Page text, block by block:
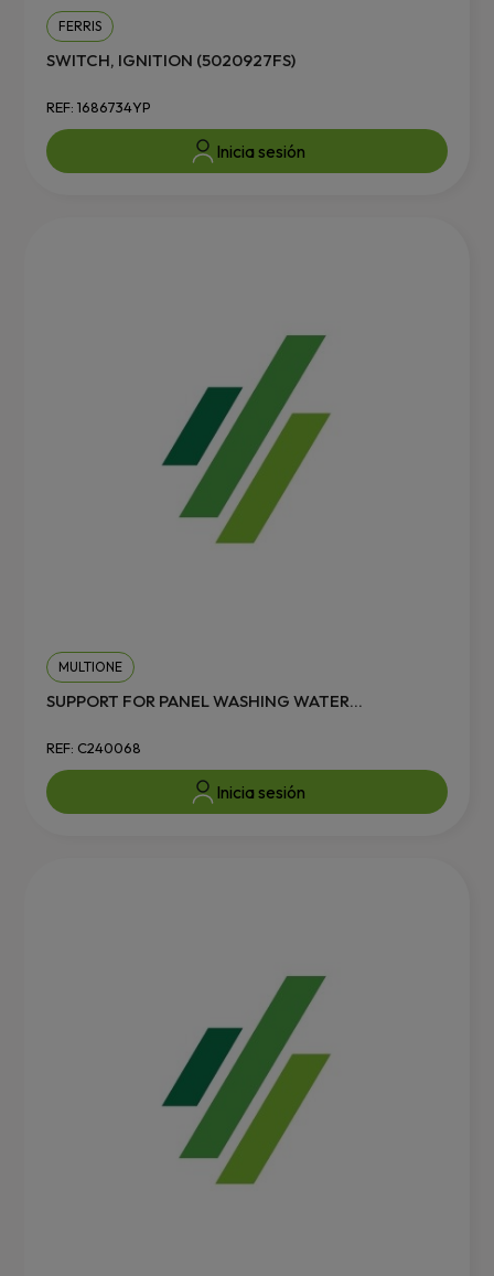
FERRIS
SWITCH, IGNITION (5020927FS)
REF: 1686734YP
Inicia sesión
MULTIONE
SUPPORT FOR PANEL WASHING WATER...
REF: C240068
Inicia sesión